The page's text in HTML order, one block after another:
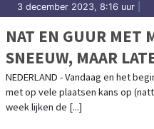
3 december 2023, 8:16 uur
NAT EN GUUR MET
SNEEUW, MAAR
ZACHTER
NEDERLAND - Vandaag en het
met op vele plaatsen kans op
week lijken de [...]